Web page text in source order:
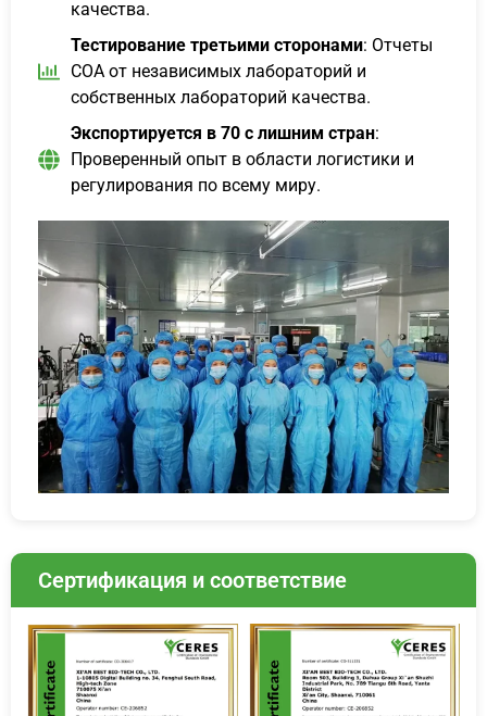
качества.
Тестирование третьими сторонами: Отчеты
COA от независимых лабораторий и
собственных лабораторий качества.
Экспортируется в 70 с лишним стран:
Проверенный опыт в области логистики и
регулирования по всему миру.
Сертификация и соответствие